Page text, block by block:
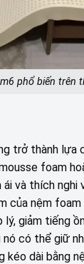
phổ biến trên
trở thành lựa
foam
ái và thích
của nệm foam
giảm tiếng
nó có thể giữ
kéo dài bằng